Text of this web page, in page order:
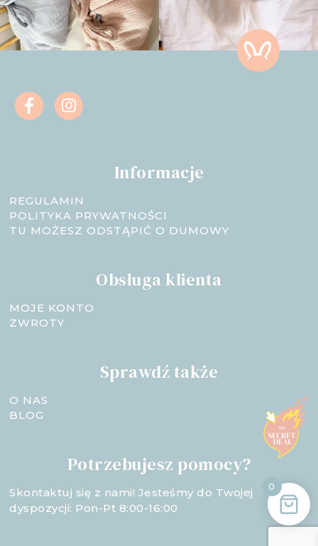
Informacje
REGULAMIN
POLITYKA PRYWATNOŚCI
TU MOŻESZ ODSTĄPIĆ O DUMOWY
Obsługa klienta
MOJE KONTO
ZWROTY
Sprawdź także
O NAS
BLOG
Potrzebujesz pomocy?
Skontaktuj się z nami! Jesteśmy do Twojej
dyspozycji: Pon-Pt 8:00-16:00
0